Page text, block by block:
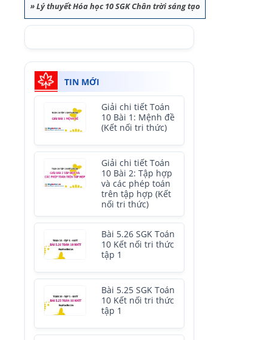
»Lý thuyết Hóa học 10 SGK Chân trời sáng tạo
TIN MỚI
Giải chi tiết Toán
10 Bài 1: Mệnh đề
(Kết nối tri thức)
Giải chi tiết Toán
10 Bài 2: Tập hợp
và các phép toán
trên tập hợp (Kết
nối tri thức)
Bài 5.26 SGK Toán
10 Kết nối tri thức
tập 1
Bài 5.25 SGK Toán
10 Kết nối tri thức
tập 1